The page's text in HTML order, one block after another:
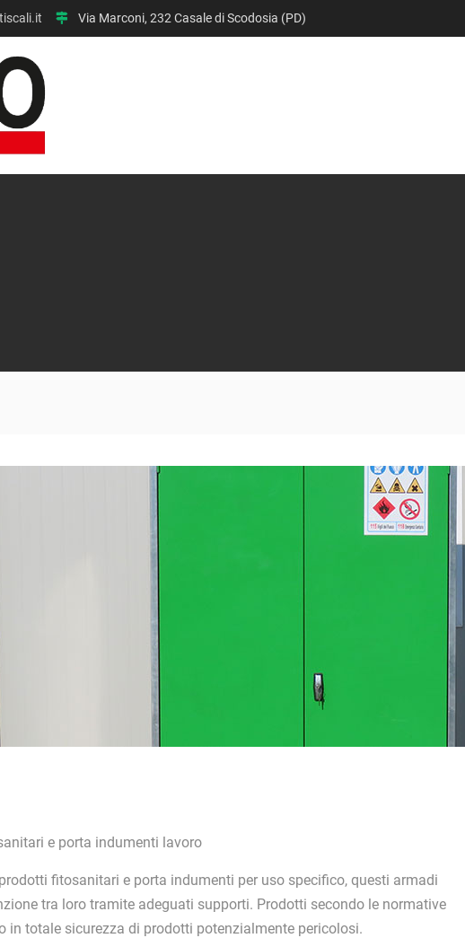
Via Marconi, 232 Casale di Scodosia (PD)
e porta indumenti lavoro
fitosanitari e porta indumenti per uso specifico, questi armadi
tra loro tramite adeguati supporti. Prodotti secondo le normative
in totale sicurezza di prodotti potenzialmente pericolosi.